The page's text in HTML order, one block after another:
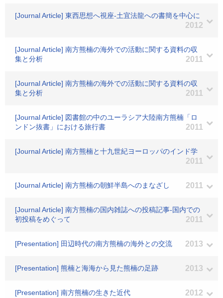
[Journal Article] 東西思想へ視座-土宜法龍への書簡を中心に
2012
[Journal Article] 南方熊楠の海外での活動に関する資料の収
集と分析
2011
[Journal Article] 南方熊楠の海外での活動に関する資料の収
集と分析
2011
[Journal Article] 図書館の中のユーラシア大陸南方熊楠「ロ
ンドン抜書」における旅行書
2011
[Journal Article] 南方熊楠と十九世紀ヨーロッパのインド学
2011
[Journal Article] 南方熊楠の朝鮮半島へのまなざし 2011
[Journal Article] 南方熊楠の国内雑誌への投稿記事-国内での
初投稿をめぐって
2011
[Presentation] 田辺時代の南方熊楠の海外との交流 2013
[Presentation] 熊楠と海海から見た熊楠の足跡 2013
[Presentation] 南方熊楠の生きた近代 2012